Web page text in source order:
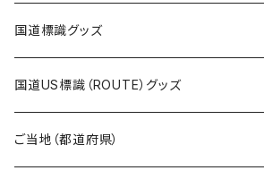
エコバッグ
モーテルキーホルダー
トートバッグ
エコバッグ
千葉ロッテマリーンズコラボ
モーテルキーホルダー
ホテルキーホルダー
トートバッグ
ホテルキーホルダー
ステッカー
ステッカー
ホテルキーホルダー
国道標識グッズ
ステッカー
国道0～99号線
Tシャツ
国道US標識（ROUTE）グッズ
ステッカー
ご当地（都道府県）